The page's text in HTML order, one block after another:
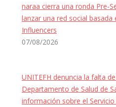
naraa cierra una ronda Pre-
lanzar una red social basada
Influencers
07/08/2026
UNITEFH denuncia la falta
Departamento de Salud de
información sobre el